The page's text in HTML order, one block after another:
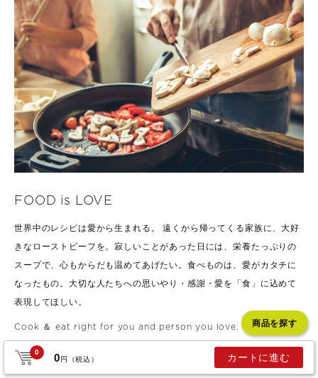
FOOD is LOVE
世界中のレシピは愛から生まれる。 遠くから帰ってくる家族に、大好
きな ローストビーフを。寂しいことがあった日には、栄養たっぷりの
スープで、心もからだも温めてあげたい。食べものは、愛がカタチに
なったもの。大切な人たちへの思いやり・感謝・愛を「食」に込めて
表現してほしい。
Cook ＆ eat right for you and person you love. 商品を探す
0 0円（税込） カートに進む